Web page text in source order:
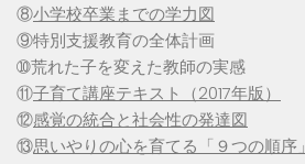
⑧小学校卒業までの学力図
⑨特別支援教育の全体計画
➉荒れた子を変えた教師の実感
⑪子育て講座テキスト（2017年版）
⑫感覚の統合と社会性の発達図
⑬思いやりの心を育てる「９つの順序」